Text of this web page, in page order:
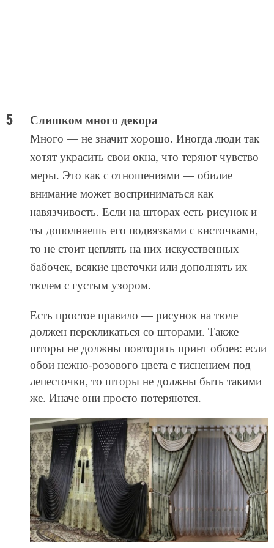
Слишком много декора
Много — не значит хорошо. Иногда люди так
хотят украсить свои окна, что теряют чувство
меры. Это как с отношениями — обилие
внимание может восприниматься как
навязчивость. Если на шторах есть рисунок и
ты дополняешь его подвязками с кисточками,
то не стоит цеплять на них искусственных
бабочек, всякие цветочки или дополнять их
тюлем с густым узором.
Есть простое правило — рисунок на тюле
должен перекликаться со шторами. Также
шторы не должны повторять принт обоев: если
обои нежно-розового цвета с тиснением под
лепесточки, то шторы не должны быть такими
же. Иначе они просто потеряются.